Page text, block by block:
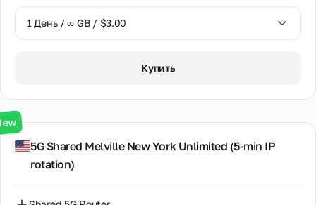
1 День / ∞ GB / $3.00
30 Дней / ∞ GB / $50.00
Купить
5G Shared Melville New York Unlimited (5‑min IP
rotation)